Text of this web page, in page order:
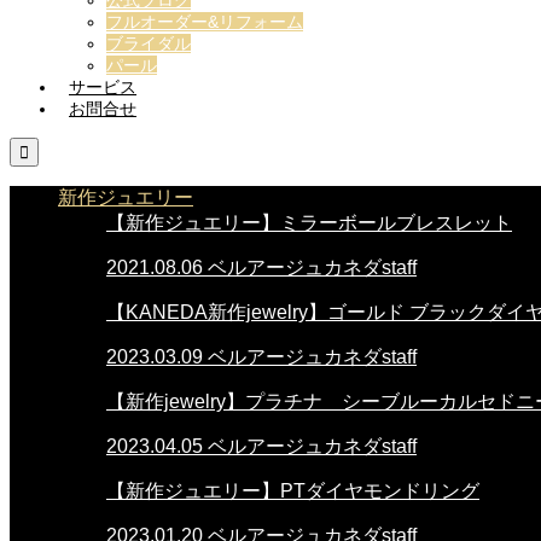
フルオーダー&リフォーム
ブライダル
パール
サービス
お問合せ

新作ジュエリー
【新作ジュエリー】ミラーボールブレスレット
2021.08.06 ベルアージュカネダstaff
【KANEDA新作jewelry】ゴールド ブラックダイ
2023.03.09 ベルアージュカネダstaff
【新作jewelry】プラチナ シーブルーカルセド
2023.04.05 ベルアージュカネダstaff
【新作ジュエリー】PTダイヤモンドリング
2023.01.20 ベルアージュカネダstaff